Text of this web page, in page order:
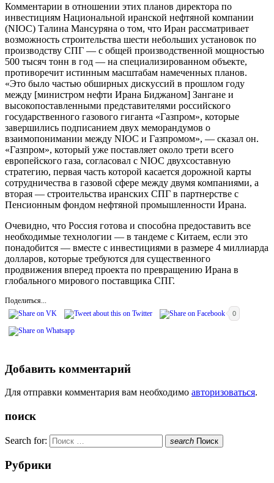
Комментарии в отношении этих планов директора по
инвестициям Национальной иранской нефтяной компании
(NIOC) Талина Мансуряна о том, что Иран рассматривает
возможность строительства шести небольших установок по
производству СПГ — с общей производственной мощностью
500 тысяч тонн в год — на специализированном объекте,
противоречит истинным масштабам намеченных планов.
«Это было частью обширных дискуссий в прошлом году
между [министром нефти Ирана Биджаном] Зангане и
высокопоставленными представителями российского
государственного газового гиганта «Газпром», которые
завершились подписанием двух меморандумов о
взаимопонимании между NIOC и Газпромом», — сказал он.
«Газпром», который уже поставляет около трети всего
европейского газа, согласовал с NIOC двухсоставную
стратегию, первая часть которой касается дорожной карты
сотрудничества в газовой сфере между двумя компаниями, а
вторая — строительства иранских СПГ в партнерстве с
Пенсионным фондом нефтяной промышленности Ирана.
Очевидно, что Россия готова и способна предоставить все
необходимые технологии — в тандеме с Китаем, если это
понадобится — вместе с инвестициями в размере 4 миллиарда
долларов, которые требуются для существенного
продвижения вперед проекта по превращению Ирана в
глобального мирового поставщика СПГ.
Поделиться...
0
Добавить комментарий
Для отправки комментария вам необходимо авторизоваться.
поиск
Search for: search Поиск
Рубрики